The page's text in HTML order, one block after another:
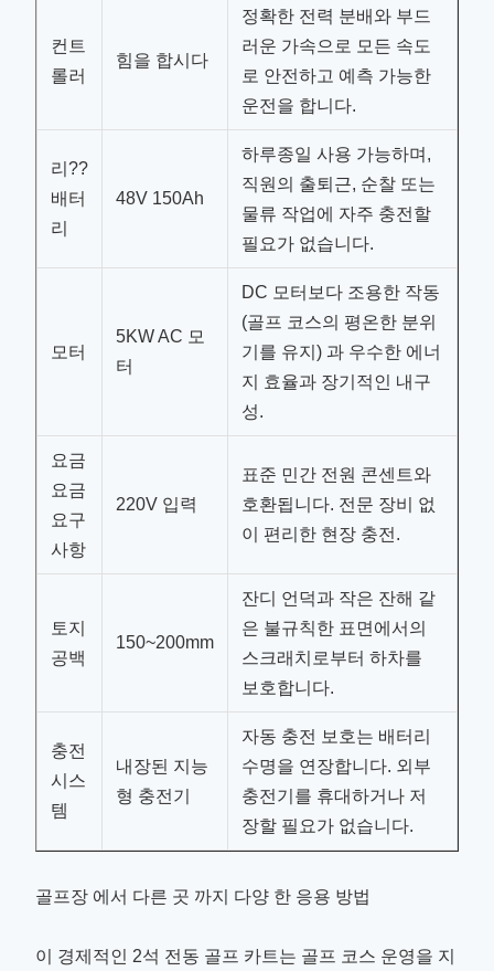
컨트
롤러
힘을 합시다
정확한 전력 분배와 부드
러운 가속으로 모든 속도
로 안전하고 예측 가능한
운전을 합니다.
리??
배터
리
48V 150Ah
하루종일 사용 가능하며,
직원의 출퇴근, 순찰 또는
물류 작업에 자주 충전할
필요가 없습니다.
모터
5KW AC 모
터
DC 모터보다 조용한 작동
(골프 코스의 평온한 분위
기를 유지) 과 우수한 에너
지 효율과 장기적인 내구
성.
요금
요금
요구
사항
220V 입력
표준 민간 전원 콘센트와
호환됩니다. 전문 장비 없
이 편리한 현장 충전.
토지
공백
150~200mm
잔디 언덕과 작은 잔해 같
은 불규칙한 표면에서의
스크래치로부터 하차를
보호합니다.
충전
시스
템
내장된 지능
형 충전기
자동 충전 보호는 배터리
수명을 연장합니다. 외부
충전기를 휴대하거나 저
장할 필요가 없습니다.
골프장 에서 다른 곳 까지 다양 한 응용 방법
이 경제적인 2석 전동 골프 카트는 골프 코스 운영을 지